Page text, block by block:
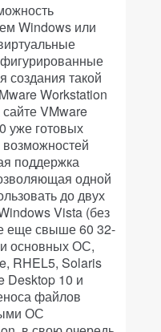
Windows или
такой
Workstation
VMware
уже готовых
поддержка
одной
до двух
Vista (без
еще свыше 60 32-
основных ОС,
RHEL5, Solaris
Desktop 10 и
файлов
ОС